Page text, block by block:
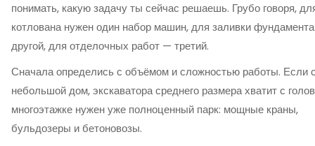
понимать, какую задачу ты сейчас решаешь. Грубо говоря,
котлована нужен один набор машин, для заливки
другой, для отделочных работ — третий.
Сначала определись с объёмом и сложностью работы. Если
небольшой дом, экскаватора среднего размера хватит с
многоэтажке нужен уже полноценный парк: мощные краны,
бульдозеры и бетоновозы.